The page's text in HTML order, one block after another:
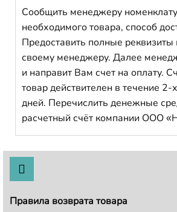
Сообщить менеджеру
необходимого товара, способ
Предоставить полные
своему менеджеру. Далее
и направит Вам счет на оплату.
товар действителен в течение 2-
дней. Перечислить денежные
расчетный счёт компании ООО
Правила возврата товара